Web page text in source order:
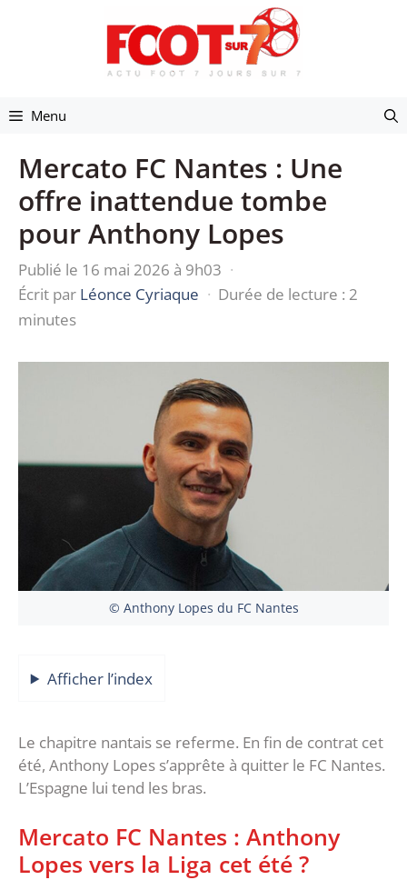
Menu
Mercato FC Nantes : Une
offre inattendue tombe
pour Anthony Lopes
Publié le 16 mai 2026 à 9h03 ·
Écrit par Léonce Cyriaque · Durée de lecture : 2
minutes
© Anthony Lopes du FC Nantes
Afficher l’index
Le chapitre nantais se referme. En fin de contrat cet
été, Anthony Lopes s’apprête à quitter le FC Nantes.
L’Espagne lui tend les bras.
Mercato FC Nantes : Anthony
Lopes vers la Liga cet été ?